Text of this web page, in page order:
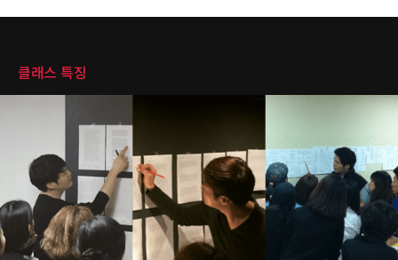
클래스 특징